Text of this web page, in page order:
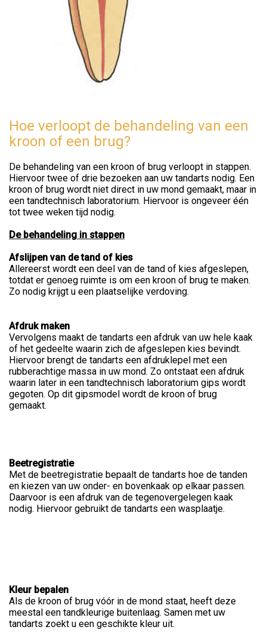
Hoe verloopt de behandeling van een
kroon of een brug?
De behandeling van een kroon of brug verloopt in stappen.
Hiervoor twee of drie bezoeken aan uw tandarts nodig. Een
kroon of brug wordt niet direct in uw mond gemaakt, maar in
een tandtechnisch laboratorium. Hiervoor is ongeveer één
tot twee weken tijd nodig.
De behandeling in stappen
Afslijpen van de tand of kies
Allereerst wordt een deel van de tand of kies afgeslepen,
totdat er genoeg ruimte is om een kroon of brug te maken.
Zo nodig krijgt u een plaatselijke verdoving.
Afdruk maken
Vervolgens maakt de tandarts een afdruk van uw hele kaak
of het gedeelte waarin zich de afgeslepen kies bevindt.
Hiervoor brengt de tandarts een afdruklepel met een
rubberachtige massa in uw mond. Zo ontstaat een afdruk
waarin later in een tandtechnisch laboratorium gips wordt
gegoten. Op dit gipsmodel wordt de kroon of brug
gemaakt.
Beetregistratie
Met de beetregistratie bepaalt de tandarts hoe de tanden
en kiezen van uw onder- en bovenkaak op elkaar passen.
Daarvoor is een afdruk van de tegenovergelegen kaak
nodig. Hiervoor gebruikt de tandarts een wasplaatje.
Kleur bepalen
Als de kroon of brug vóór in de mond staat, heeft deze
meestal een tandkleurige buitenlaag. Samen met uw
tandarts zoekt u een geschikte kleur uit.